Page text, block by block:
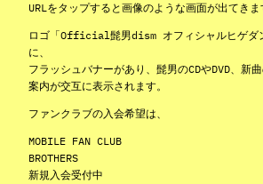
URLをタップすると画像のような画面が出てきま
ロゴ「Official髭男dism オフィシャルヒゲダ
に、
フラッシュバナーがあり、髭男のCDやDVD、新
案内が交互に表示されます。
ファンクラブの入会希望は、
MOBILE FAN CLUB
BROTHERS
新規入会受付中